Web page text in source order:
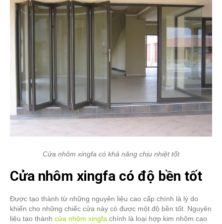
Cửa nhôm xingfa có khả năng chịu nhiệt tốt
Cửa nhôm xingfa có độ bền tốt
Được tạo thành từ những nguyên liệu cao cấp chính là lý do
khiến cho những chiếc cửa này có được một độ bền tốt. Nguyên
liệu tạo thành cửa nhôm xingfa chính là loại hợp kim nhôm cao